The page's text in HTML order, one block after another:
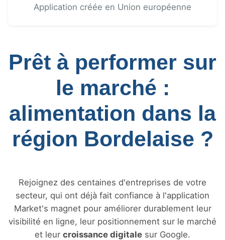
Application créée en Union européenne
Prêt à performer sur
le marché :
alimentation dans la
région Bordelaise ?
Rejoignez des centaines d'entreprises de votre
secteur, qui ont déjà fait confiance à l'application
Market's magnet pour améliorer durablement leur
visibilité en ligne, leur positionnement sur le marché
et leur croissance digitale sur Google.